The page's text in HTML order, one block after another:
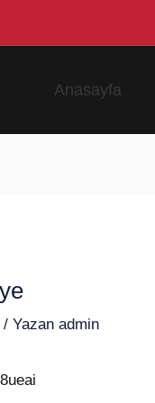
Anasayfa
/ Yazan admin